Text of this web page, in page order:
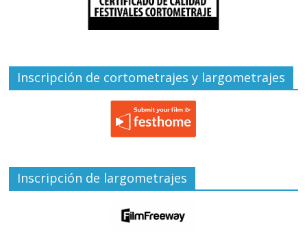
Inscripción de cortometrajes y largometrajes
Inscripción de largometrajes